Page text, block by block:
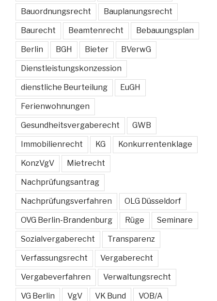
Erprobung
zulässig?“
Bauordnungsrecht Bauplanungsrecht
Baurecht Beamtenrecht Bebauungsplan
Berlin BGH Bieter BVerwG
Dienstleistungskonzession
dienstliche Beurteilung EuGH
Ferienwohnungen
Gesundheitsvergaberecht GWB
Immobilienrecht KG Konkurrentenklage
KonzVgV Mietrecht
Nachprüfungsantrag
Nachprüfungsverfahren OLG Düsseldorf
OVG Berlin-Brandenburg Rüge Seminare
Sozialvergaberecht Transparenz
Verfassungsrecht Vergaberecht
Vergabeverfahren Verwaltungsrecht
VG Berlin VgV VK Bund VOB/A